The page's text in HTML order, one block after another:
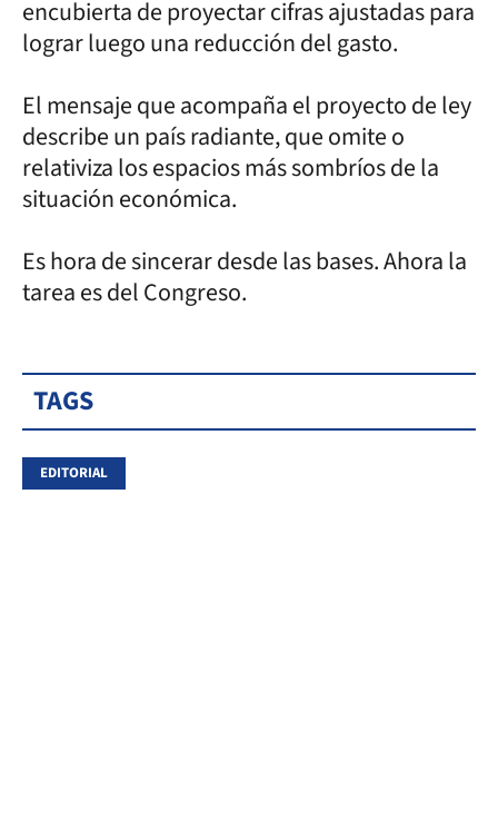
encubierta de proyectar cifras ajustadas para
lograr luego una reducción del gasto.
El mensaje que acompaña el proyecto de ley
describe un país radiante, que omite o
relativiza los espacios más sombríos de la
situación económica.
Es hora de sincerar desde las bases. Ahora la
tarea es del Congreso.
TAGS
EDITORIAL